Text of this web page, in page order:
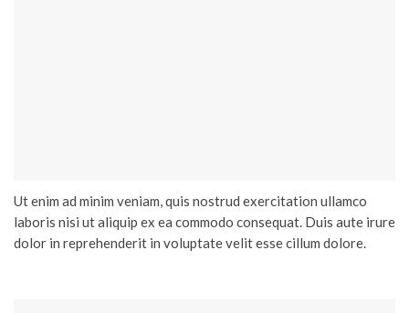
Ut enim ad minim veniam, quis nostrud exercitation ullamco
laboris nisi ut aliquip ex ea commodo consequat. Duis aute irure
dolor in reprehenderit in voluptate velit esse cillum dolore.